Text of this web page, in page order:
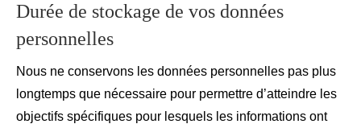
Durée de stockage de vos données
personnelles
Nous ne conservons les données personnelles pas plus
longtemps que nécessaire pour permettre d’atteindre les
objectifs spécifiques pour lesquels les informations ont